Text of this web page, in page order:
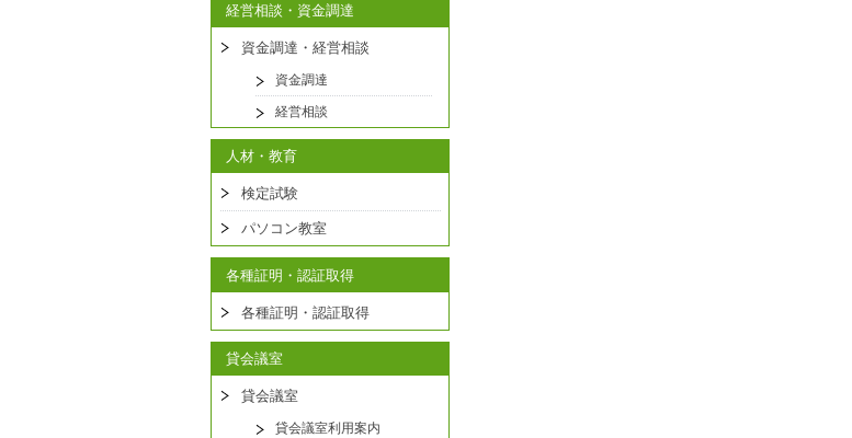
経営相談・資金調達
資金調達・経営相談
資金調達
経営相談
人材・教育
検定試験
パソコン教室
各種証明・認証取得
各種証明・認証取得
貸会議室
貸会議室
貸会議室利用案内